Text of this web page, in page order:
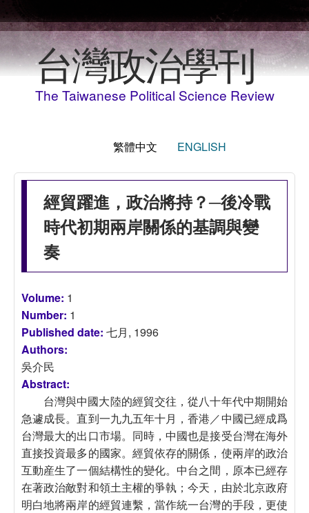
台灣政治學刊
The Taiwanese Political Science Review
繁體中文 ENGLISH
經貿躍進，政治將持？─後冷戰
時代初期兩岸關係的基調與變
奏
Volume: 1
Number: 1
Published date: 七月, 1996
Authors:
吳介民
Abstract:
台灣與中國大陸的經貿交往，從八十年代中期開始
急遽成長。直到一九九五年十月，香港／中國已經成爲
台灣最大的出口市場。同時，中國也是接受台灣在海外
直接投資最多的國家。經貿依存的關係，使兩岸的政治
互動産生了一個結構性的變化。中台之間，原本已經存
在著政治敵對和領土主權的爭執；今天，由於北京政府
明白地將兩岸的經貿連繫，當作統一台灣的手段，更使